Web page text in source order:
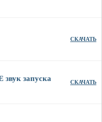
СКАЧАТЬ
звук запуска СКАЧАТЬ